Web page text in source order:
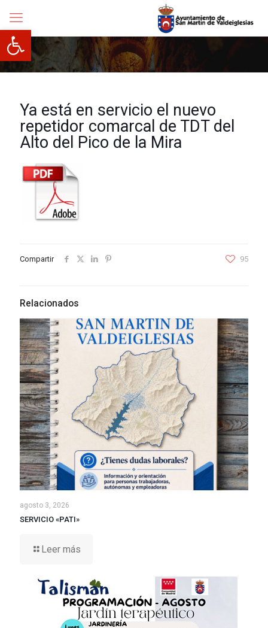
Abrir barra de herramientas
Ya está en servicio el nuevo
repetidor comarcal de TDT del
Alto del Pico de la Mira
Compartir 95
Relacionados
agosto 3, 2026
SERVICIO «PATI»
Leer más